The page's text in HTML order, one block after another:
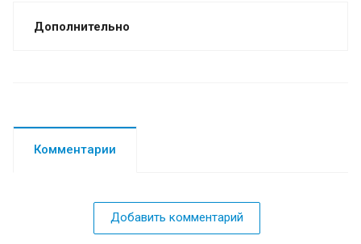
Дополнительно
Комментарии
Добавить комментарий